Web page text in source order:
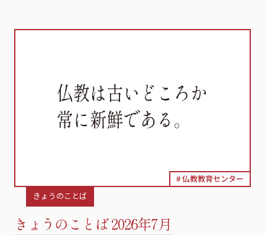
仏教教育センター
きょうのことば
きょうのことば 2026年7月